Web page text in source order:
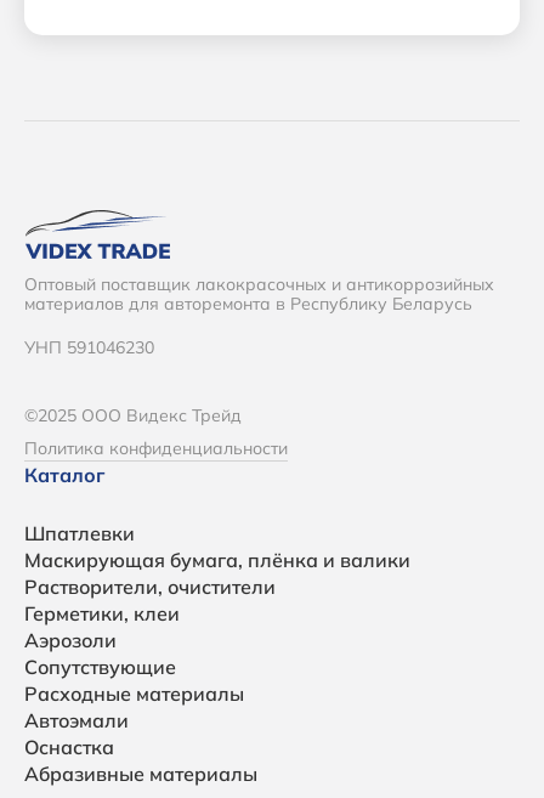
Оптовый поставщик лакокрасочных и антикоррозийных
материалов для авторемонта в Республику Беларусь
УНП 591046230
©2025 ООО Видекс Трейд
Политика конфиденциальности
Каталог
Шпатлевки
Маскирующая бумага, плёнка и валики
Растворители, очистители
Герметики, клеи
Аэрозоли
Сопутствующие
Расходные материалы
Автоэмали
Оснастка
Абразивные материалы